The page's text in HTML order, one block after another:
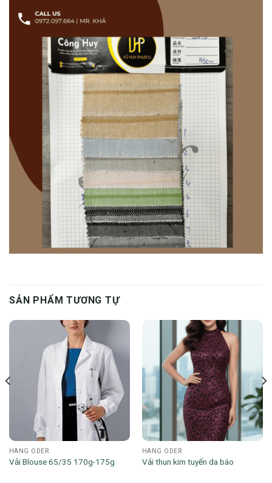
SẢN PHẨM TƯƠNG TỰ
HÀNG ODER
Vải Blouse 65/35 170g-175g
HÀNG ODER
Vải thun kim tuyến da báo